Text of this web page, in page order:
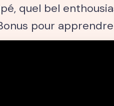
quel bel
pour